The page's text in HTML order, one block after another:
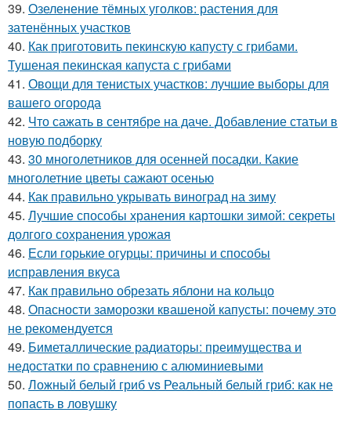
39. Озеленение тёмных уголков: растения для
затенённых участков
40. Как приготовить пекинскую капусту с грибами.
Тушеная пекинская капуста с грибами
41. Овощи для тенистых участков: лучшие выборы для
вашего огорода
42. Что сажать в сентябре на даче. Добавление статьи в
новую подборку
43. 30 многолетников для осенней посадки. Какие
многолетние цветы сажают осенью
44. Как правильно укрывать виноград на зиму
45. Лучшие способы хранения картошки зимой: секреты
долгого сохранения урожая
46. Если горькие огурцы: причины и способы
исправления вкуса
47. Как правильно обрезать яблони на кольцо
48. Опасности заморозки квашеной капусты: почему это
не рекомендуется
49. Биметаллические радиаторы: преимущества и
недостатки по сравнению с алюминиевыми
50. Ложный белый гриб vs Реальный белый гриб: как не
попасть в ловушку